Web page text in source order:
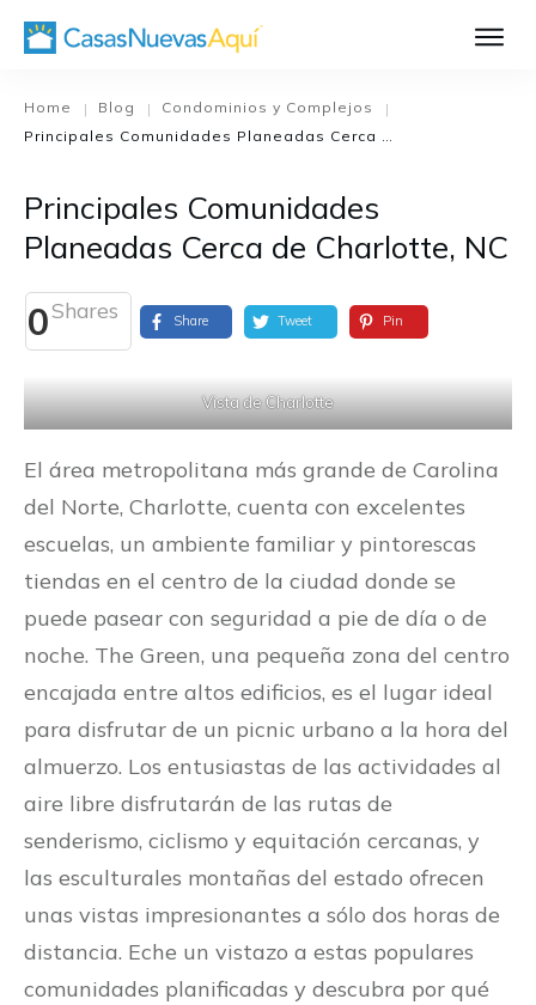
Home | Blog | Condominios y Complejos
|
Principales Comunidades Planeadas Cerca de Charlotte, NC
Principales Comunidades
Planeadas Cerca de Charlotte, NC
0Shares Share Tweet Pin
Vista de Charlotte
El área metropolitana más grande de Carolina
del Norte, Charlotte, cuenta con excelentes
escuelas, un ambiente familiar y pintorescas
tiendas en el centro de la ciudad donde se
puede pasear con seguridad a pie de día o de
noche. The Green, una pequeña zona del centro
encajada entre altos edificios, es el lugar ideal
para disfrutar de un picnic urbano a la hora del
almuerzo. Los entusiastas de las actividades al
aire libre disfrutarán de las rutas de
senderismo, ciclismo y equitación cercanas, y
las esculturales montañas del estado ofrecen
unas vistas impresionantes a sólo dos horas de
distancia. Eche un vistazo a estas populares
comunidades planificadas y descubra por qué